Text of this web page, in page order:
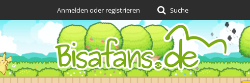
Anmelden oder registrieren Suche